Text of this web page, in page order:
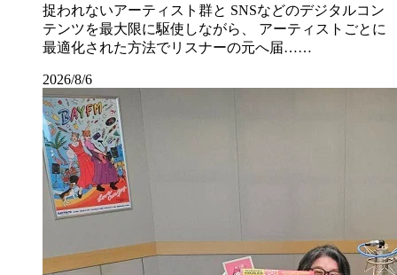
捉われないアーティスト群と SNSなどのデジタルコン
テンツを最大限に駆使しながら、 アーティストごとに
最適化された方法でリスナーの元へ届……
2026/8/6